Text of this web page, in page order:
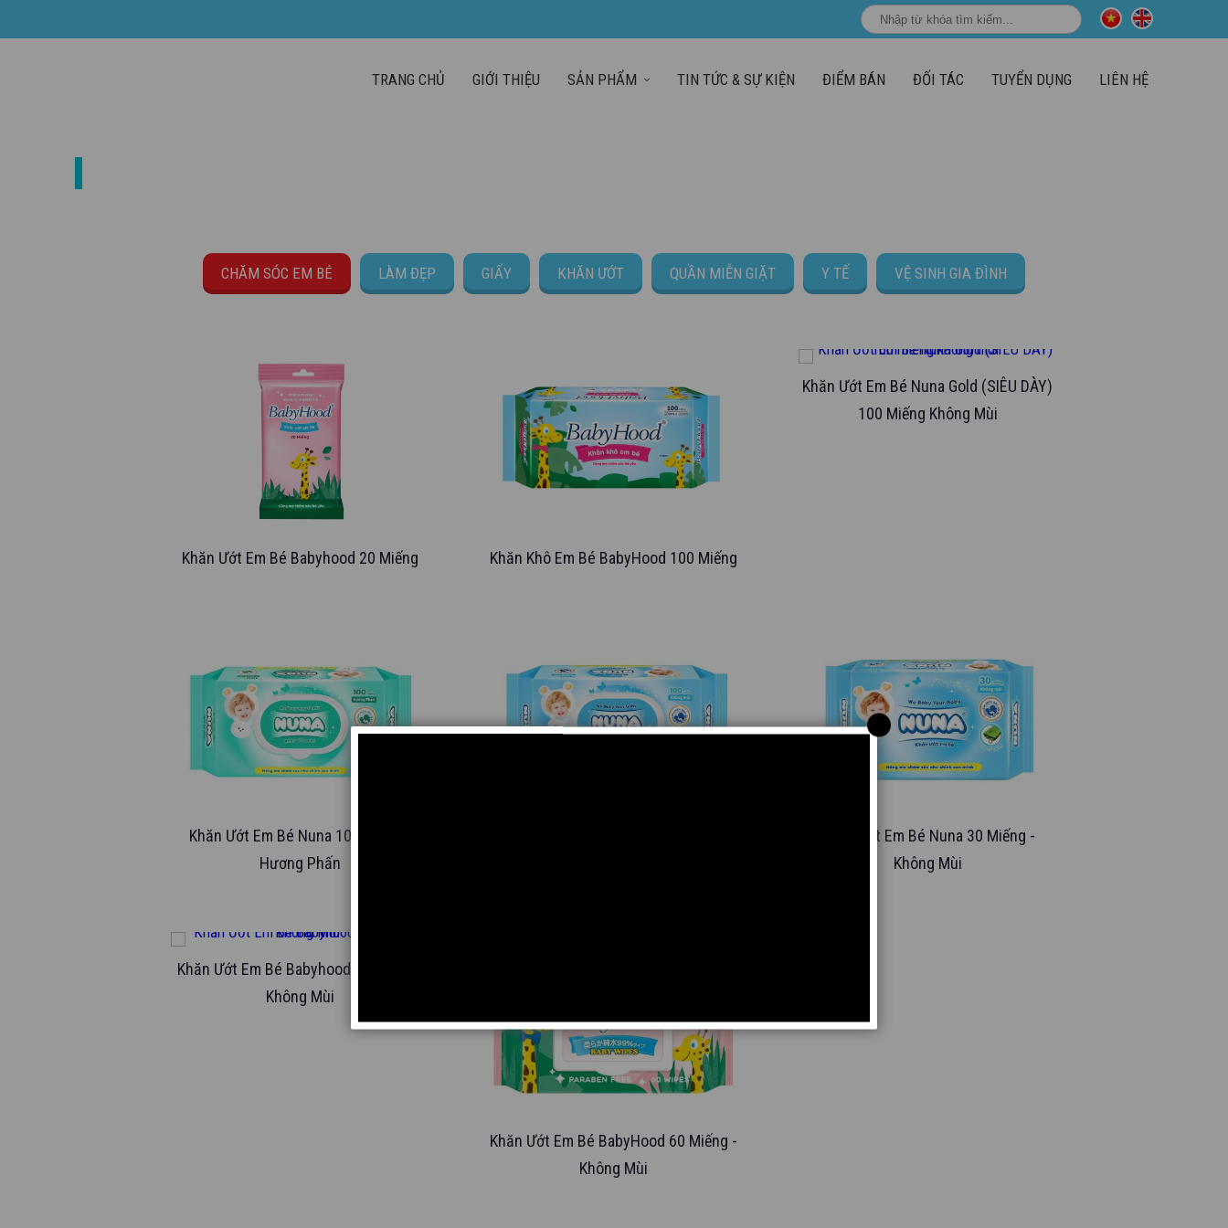
TRANG CHỦ GIỚI THIỆU SẢN PHẨM TIN TỨC & SỰ KIỆN ĐIỂM BÁN ĐỐI TÁC TUYỂN DỤNG LIÊN HỆ
CHĂM SÓC EM BÉ LÀM ĐẸP GIẤY KHĂN ƯỚT QUẦN MIỄN GIẶT Y TẾ VỆ SINH GIA ĐÌNH
Khăn Ướt Em Bé Babyhood 20 Miếng Khăn Khô Em Bé BabyHood 100 Miếng
Khăn Ướt Em Bé Nuna Gold (SIÊU DÀY)
100 Miếng Không Mùi
Khăn Ướt Em Bé Nuna 100 Miếng -
Hương Phấn
Khăn Ướt Em Bé Nuna 30 Miếng -
Không Mùi
Khăn Ướt Em Bé Babyhood 80 Miếng -
Không Mùi
Khăn Ướt Em Bé BabyHood 60 Miếng -
Không Mùi